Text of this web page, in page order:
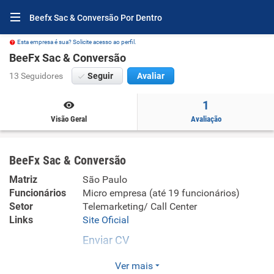
Beefx Sac & Conversão Por Dentro
Esta empresa é sua? Solicite acesso ao perfil.
BeeFx Sac & Conversão
13 Seguidores Seguir Avaliar
Visão Geral
1
Avaliação
BeeFx Sac & Conversão
Matriz
São Paulo
Funcionários
Micro empresa (até 19 funcionários)
Setor
Telemarketing/ Call Center
Links
Site Oficial
Enviar CV
Nós da BeeFX acreditamos que no e-commerce, os
Ver mais